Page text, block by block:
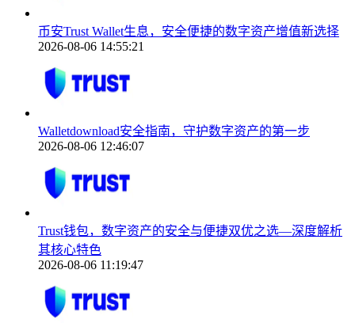
币安Trust Wallet生息，安全便捷的数字资产增值新选择
2026-08-06 14:55:21
Walletdownload安全指南，守护数字资产的第一步
2026-08-06 12:46:07
Trust钱包，数字资产的安全与便捷双优之选—深度解析
其核心特色
2026-08-06 11:19:47